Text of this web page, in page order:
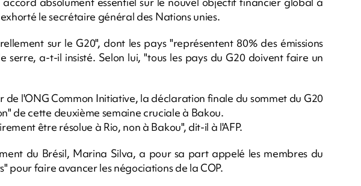
le secrétaire général des Nations unies.
sur le G20", dont les pays "représentent 80% des émissions
serre, a-t-il insisté. Selon lui, "tous les pays du G20 doivent faire un
de l'ONG Common Initiative, la déclaration finale du sommet du G20
de cette deuxième semaine cruciale à Bakou.
être résolue à Rio, non à Bakou", dit-il à l'AFP.
du Brésil, Marina Silva, a pour sa part appelé les membres du
pour faire avancer les négociations de la COP.